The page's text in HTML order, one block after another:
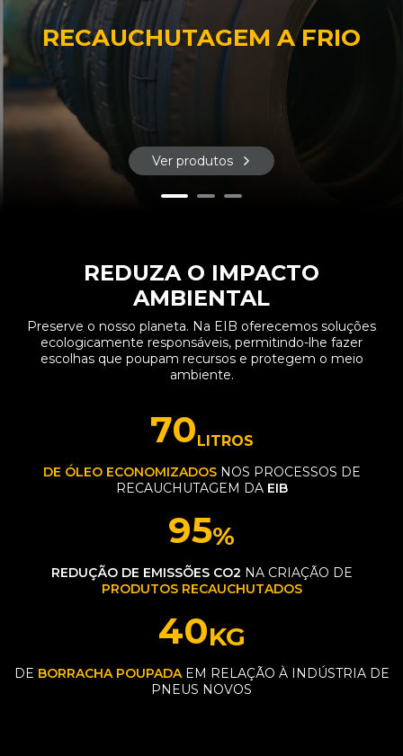
RECAUCHUTAGEM A FRIO
Ver produtos
REDUZA O IMPACTO
AMBIENTAL
Preserve o nosso planeta. Na EIB oferecemos soluções
ecologicamente responsáveis, permitindo-lhe fazer
escolhas que poupam recursos e protegem o meio
ambiente.
70LITROS
DE ÓLEO ECONOMIZADOSNOS PROCESSOS DE
RECAUCHUTAGEM DA EIB
95%
REDUÇÃO DE EMISSÕES CO2 NA CRIAÇÃO DE
PRODUTOS RECAUCHUTADOS
40KG
DE BORRACHA POUPADAEM RELAÇÃO À INDÚSTRIA DE
PNEUS NOVOS